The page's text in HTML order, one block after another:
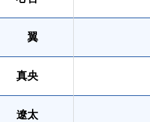
翼
真央
遼太